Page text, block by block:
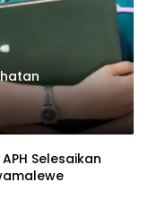
Selesaikan